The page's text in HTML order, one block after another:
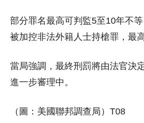
部分罪名最高可判監5至10年不
被加控非法外籍人士持槍罪，最
當局強調，最終刑罰將由法官決
進一步審理中。
（圖：美國聯邦調查局）T08